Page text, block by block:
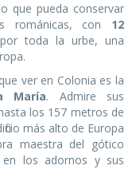
que pueda conservar
románicas, con 12
toda la urbe, una
ver en Colonia es la
María. Admire sus
los 157 metros de
más alto de Europa
maestra del gótico
en los adornos y sus